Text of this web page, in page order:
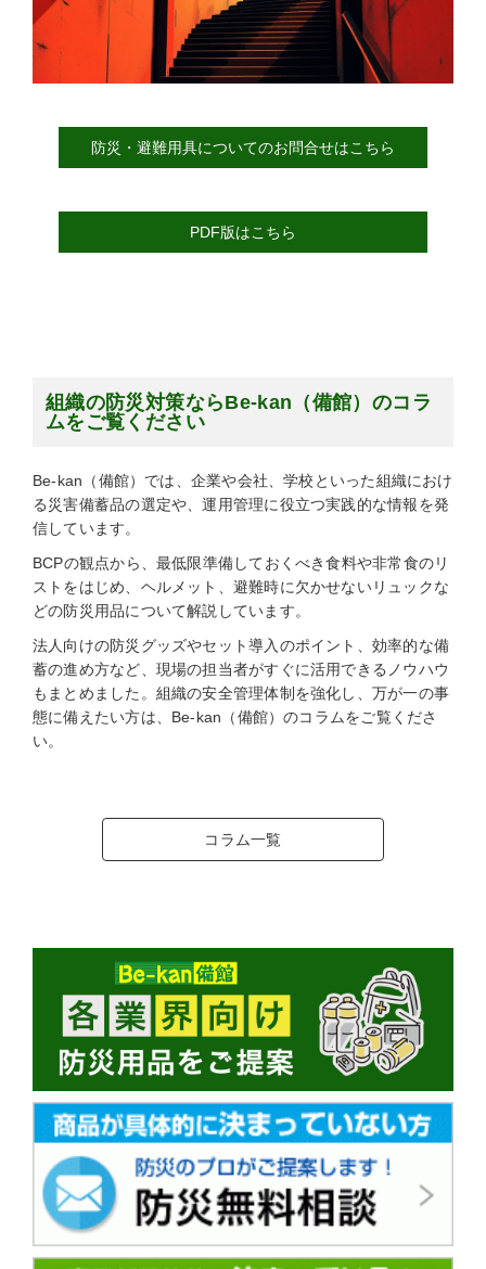
防災・避難用具についてのお問合せはこちら
PDF版はこちら
組織の防災対策ならBe-kan（備館）のコラ
ムをご覧ください
Be-kan（備館）では、企業や会社、学校といった組織におけ
る災害備蓄品の選定や、運用管理に役立つ実践的な情報を発
信しています。
BCPの観点から、最低限準備しておくべき食料や非常食のリ
ストをはじめ、ヘルメット、避難時に欠かせないリュックな
どの防災用品について解説しています。
法人向けの防災グッズやセット導入のポイント、効率的な備
蓄の進め方など、現場の担当者がすぐに活用できるノウハウ
もまとめました。組織の安全管理体制を強化し、万が一の事
態に備えたい方は、Be-kan（備館）のコラムをご覧くださ
い。
コラム一覧